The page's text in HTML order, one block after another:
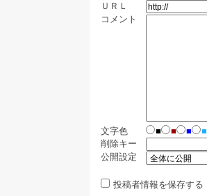
ＵＲＬ
コメント
文字色 ■ ■ ■ ■
削除キー
公開設定
投稿者情報を保存する